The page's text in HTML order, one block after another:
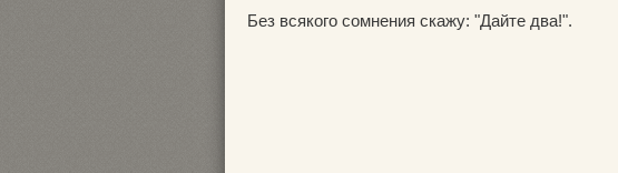
Без всякого сомнения скажу: "Дайте два!".